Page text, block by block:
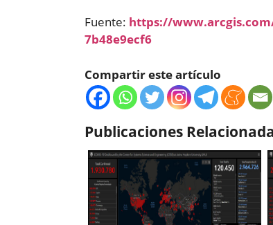
Fuente: https://
7b48e9ecf6
Compartir este artículo
Publicaciones